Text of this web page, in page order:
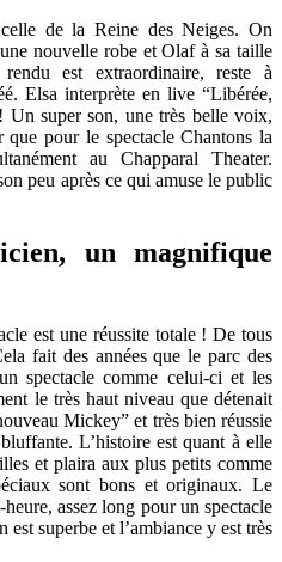
de la Reine des Neiges. On
nouvelle robe et Olaf à sa taille
est extraordinaire, reste à
Elsa interprète en live “Libérée,
Un super son, une très belle voix,
que pour le spectacle Chantons la
au Chapparal Theater.
peu après ce qui amuse le public
un magnifique
est une réussite totale ! De tous
fait des années que le parc des
spectacle comme celui-ci et les
le très haut niveau que détenait
Mickey” et très bien réussie
L’histoire est quant à elle
et plaira aux plus petits comme
sont bons et originaux. Le
assez long pour un spectacle
superbe et l’ambiance y est très